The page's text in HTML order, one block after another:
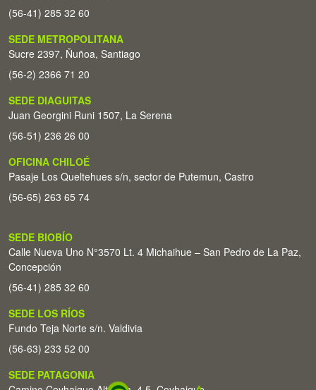
(56-41) 285 32 60
SEDE METROPOLITANA
Sucre 2397, Ñuñoa, Santiago
(56-2) 2366 71 20
SEDE DIAGUITAS
Juan Georgini Runi 1507, La Serena
(56-51) 236 26 00
OFICINA CHILOÉ
Pasaje Los Queltehues s/n, sector de Putemun, Castro
(56-65) 263 65 74
SEDE BIOBÍO
Calle Nueva Uno N°3570 Lt. 4 Michaihue – San Pedro de La Paz,
Concepción
(56-41) 285 32 60
SEDE LOS RÍOS
Fundo Teja Norte s/n. Valdivia
(56-63) 233 52 00
SEDE PATAGONIA